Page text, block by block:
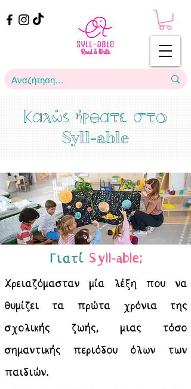
Καλώς ήρθατε στο
Syll-able
ΓιατίSyll-able;
Χρειαζόμασταν μία λέξη που να
θυμίζει τα πρώτα χρόνια της
σχολικής
ζωής, μιας τόσο
σημαντικής περιόδου όλων των
παιδιών.